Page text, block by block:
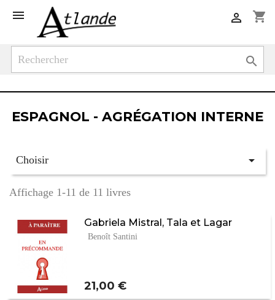
 shopping_cart


ESPAGNOL - AGRÉGATION INTERNE
Choisir 
Affichage 1-11 de 11 livres
Gabriela Mistral, Tala et Lagar
Benoît Santini
Prix
21,00 €